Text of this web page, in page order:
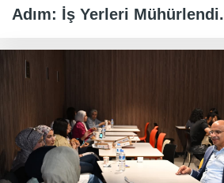
Adım: İş Yerleri Mühürlendi.